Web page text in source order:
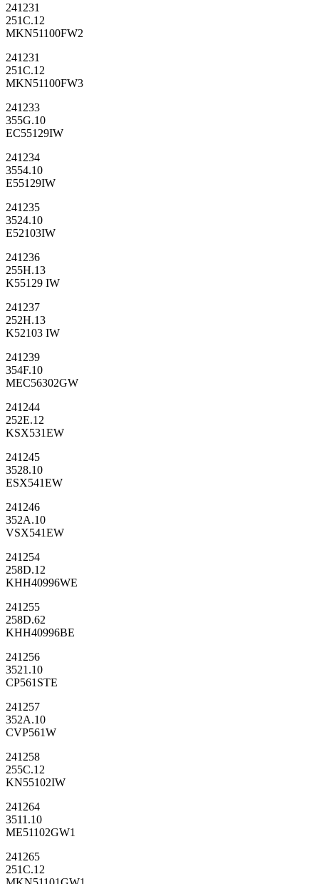
241231
251C.12
MKN51100FW2
241231
251C.12
MKN51100FW3
241233
355G.10
EC55129IW
241234
3554.10
E55129IW
241235
3524.10
E52103IW
241236
255H.13
K55129 IW
241237
252H.13
K52103 IW
241239
354F.10
MEC56302GW
241244
252E.12
KSX531EW
241245
3528.10
ESX541EW
241246
352A.10
VSX541EW
241254
258D.12
KHH40996WE
241255
258D.62
KHH40996BE
241256
3521.10
CP561STE
241257
352A.10
CVP561W
241258
255C.12
KN55102IW
241264
3511.10
ME51102GW1
241265
251C.12